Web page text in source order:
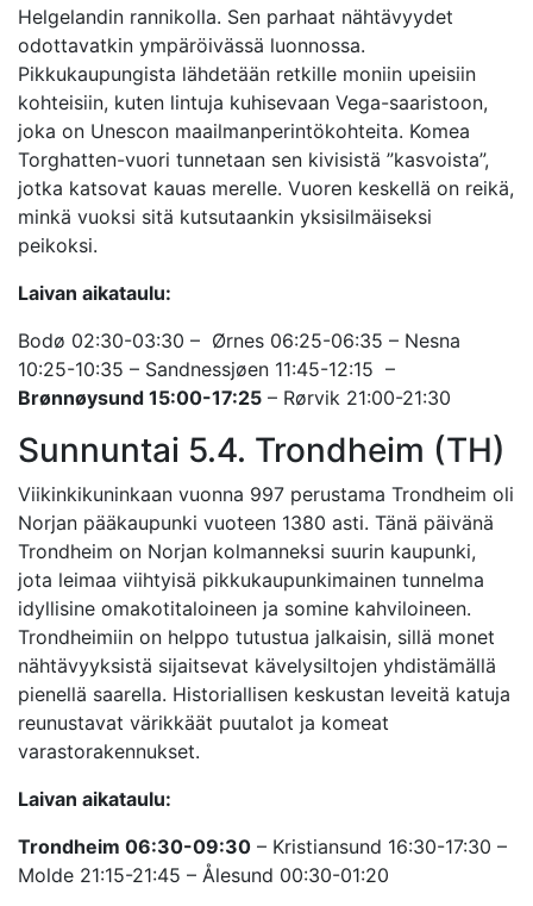
Helgelandin rannikolla. Sen parhaat nähtävyydet
odottavatkin ympäröivässä luonnossa.
Pikkukaupungista lähdetään retkille moniin upeisiin
kohteisiin, kuten lintuja kuhisevaan Vega-saaristoon,
joka on Unescon maailmanperintökohteita. Komea
Torghatten-vuori tunnetaan sen kivisistä ”kasvoista”,
jotka katsovat kauas merelle. Vuoren keskellä on reikä,
minkä vuoksi sitä kutsutaankin yksisilmäiseksi
peikoksi.
Laivan aikataulu:
Bodø 02:30-03:30 – Ørnes 06:25-06:35 – Nesna
10:25-10:35 – Sandnessjøen 11:45-12:15 –
Brønnøysund 15:00-17:25 – Rørvik 21:00-21:30
Sunnuntai 5.4. Trondheim (TH)
Viikinkikuninkaan vuonna 997 perustama Trondheim oli
Norjan pääkaupunki vuoteen 1380 asti. Tänä päivänä
Trondheim on Norjan kolmanneksi suurin kaupunki,
jota leimaa viihtyisä pikkukaupunkimainen tunnelma
idyllisine omakotitaloineen ja somine kahviloineen.
Trondheimiin on helppo tutustua jalkaisin, sillä monet
nähtävyyksistä sijaitsevat kävelysiltojen yhdistämällä
pienellä saarella. Historiallisen keskustan leveitä katuja
reunustavat värikkäät puutalot ja komeat
varastorakennukset.
Laivan aikataulu:
Trondheim 06:30-09:30 – Kristiansund 16:30-17:30 –
Molde 21:15-21:45 – Ålesund 00:30-01:20